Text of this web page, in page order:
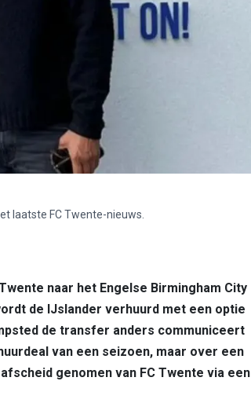
laatste FC Twente-nieuws.
naar het Engelse Birmingham City
de IJslander verhuurd met een optie
de transfer anders communiceert
van een seizoen, maar over een
genomen van FC Twente via een